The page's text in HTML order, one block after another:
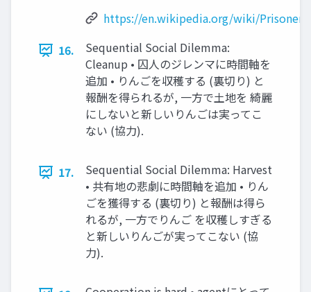
https://en.wikipedia.org/wiki/
16.
Sequential Social Dilemma:
Cleanup • 囚人のジレンマに時間軸を
追加 • りんごを収穫する (裏切り) と
報酬を得られるが, 一方で土地を 綺麗
にしないと新しいりんごは実ってこ
ない (協力).
17.
Sequential Social Dilemma: Harvest
• 共有地の悲劇に時間軸を追加 • りん
ごを獲得する (裏切り) と報酬は得ら
れるが, 一方でりんご を収穫しすぎる
と新しいりんごが実ってこない (協
力).